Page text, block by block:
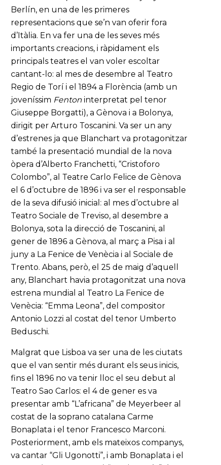
Berlín, en una de les primeres
representacions que se’n van oferir fora
d’Itàlia. En va fer una de les seves més
importants creacions, i ràpidament els
principals teatres el van voler escoltar
cantant-lo: al mes de desembre al Teatro
Regio de Torí i el 1894 a Florència (amb un
joveníssim Fenton interpretat pel tenor
Giuseppe Borgatti), a Gènova i a Bolonya,
dirigit per Arturo Toscanini. Va ser un any
d’estrenes ja que Blanchart va protagonitzar
també la presentació mundial de la nova
òpera d’Alberto Franchetti, “Cristoforo
Colombo”, al Teatre Carlo Felice de Gènova
el 6 d’octubre de 1896 i va ser el responsable
de la seva difusió inicial: al mes d’octubre al
Teatro Sociale de Treviso, al desembre a
Bolonya, sota la direcció de Toscanini, al
gener de 1896 a Gènova, al març a Pisa i al
juny a La Fenice de Venècia i al Sociale de
Trento. Abans, però, el 25 de maig d’aquell
any, Blanchart havia protagonitzat una nova
estrena mundial al Teatro La Fenice de
Venècia: “Emma Leona”, del compositor
Antonio Lozzi al costat del tenor Umberto
Beduschi.
Malgrat que Lisboa va ser una de les ciutats
que el van sentir més durant els seus inicis,
fins el 1896 no va tenir lloc el seu debut al
Teatro Sao Carlos: el 4 de gener es va
presentar amb “L’africana” de Meyerbeer al
costat de la soprano catalana Carme
Bonaplata i el tenor Francesco Marconi.
Posteriorment, amb els mateixos companys,
va cantar “Gli Ugonotti”, i amb Bonaplata i el